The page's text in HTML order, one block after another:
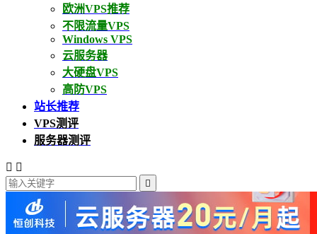
欧洲VPS推荐
不限流量VPS
Windows VPS
云服务器
大硬盘VPS
高防VPS
站长推荐
VPS测评
服务器测评
 
